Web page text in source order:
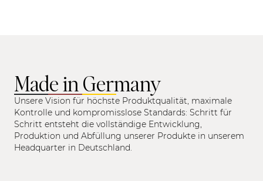
Made in Germany
Unsere Vision für höchste Produktqualität, maximale
Kontrolle und kompromisslose Standards: Schritt für
Schritt entsteht die vollständige Entwicklung,
Produktion und Abfüllung unserer Produkte in unserem
Headquarter in Deutschland.